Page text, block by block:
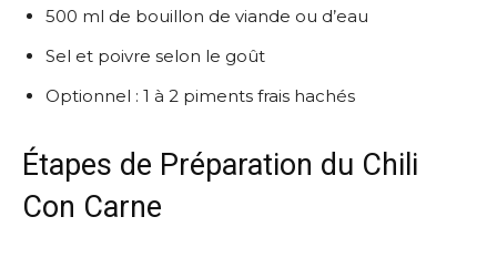
500 ml de bouillon de viande ou d’eau
Sel et poivre selon le goût
Optionnel : 1 à 2 piments frais hachés
Étapes de Préparation du Chili
Con Carne